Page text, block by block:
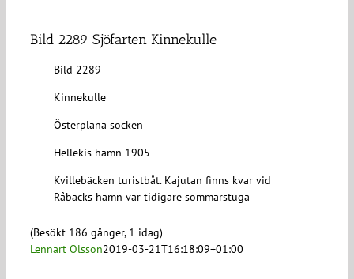
Bild 2289 Sjöfarten Kinnekulle
Bild 2289
Kinnekulle
Österplana socken
Hellekis hamn 1905
Kvillebäcken turistbåt. Kajutan finns kvar vid
Råbäcks hamn var tidigare sommarstuga
(Besökt 186 gånger, 1 idag)
Lennart Olsson2019-03-21T16:18:09+01:00